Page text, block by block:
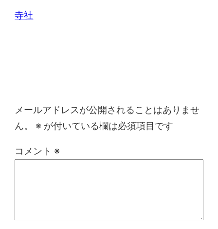
寺社
メールアドレスが公開されることはありませ
ん。
※ が付いている欄は必須項目です
コメント ※